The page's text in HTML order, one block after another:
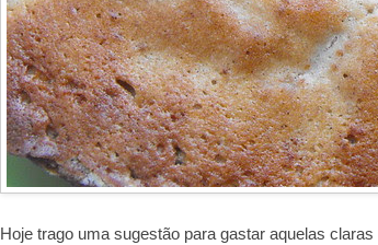
Hoje trago uma sugestão para gastar aquelas